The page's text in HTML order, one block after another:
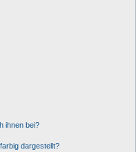
ihnen bei?
dargestellt?